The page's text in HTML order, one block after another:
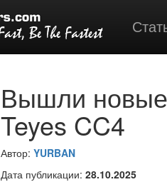
Вышли
Teyes CC4
Автор: YURBAN
Дата публикации: 28.10.2025